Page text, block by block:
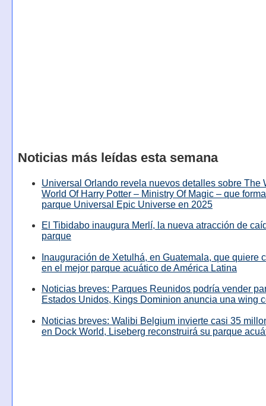
Noticias más leídas esta semana
Universal Orlando revela nuevos detalles sobre The
World Of Harry Potter – Ministry Of Magic – que
parque Universal Epic Universe en 2025
El Tibidabo inaugura Merlí, la nueva atracción de
parque
Inauguración de Xetulhá, en Guatemala, que quiere
en el mejor parque acuático de América Latina
Noticias breves: Parques Reunidos podría vender
Estados Unidos, Kings Dominion anuncia una wing
Noticias breves: Walibi Belgium invierte casi 35
en Dock World, Liseberg reconstruirá su parque